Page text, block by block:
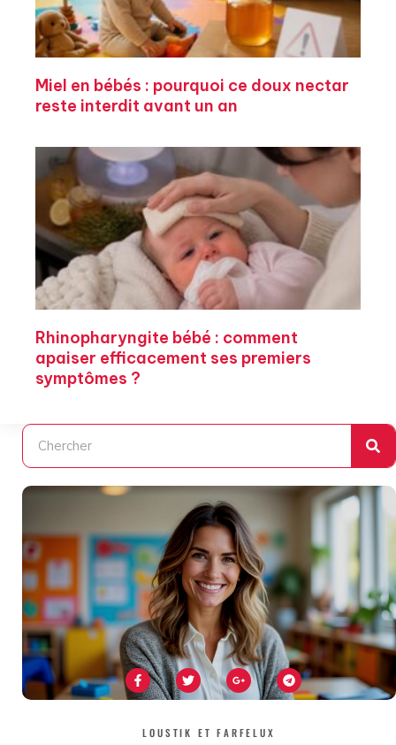
Miel en bébés : pourquoi ce doux nectar
reste interdit avant un an
Rhinopharyngite bébé : comment
apaiser efficacement ses premiers
symptômes ?
Rechercher
F
a
c
e
o
T
w
i
t
r
G
o
o
g
-
T
e
l
e
LOUSTIK ET FARFELUX